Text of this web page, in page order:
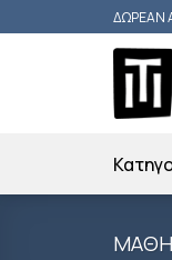
to
ΔΩΡΕΑΝ